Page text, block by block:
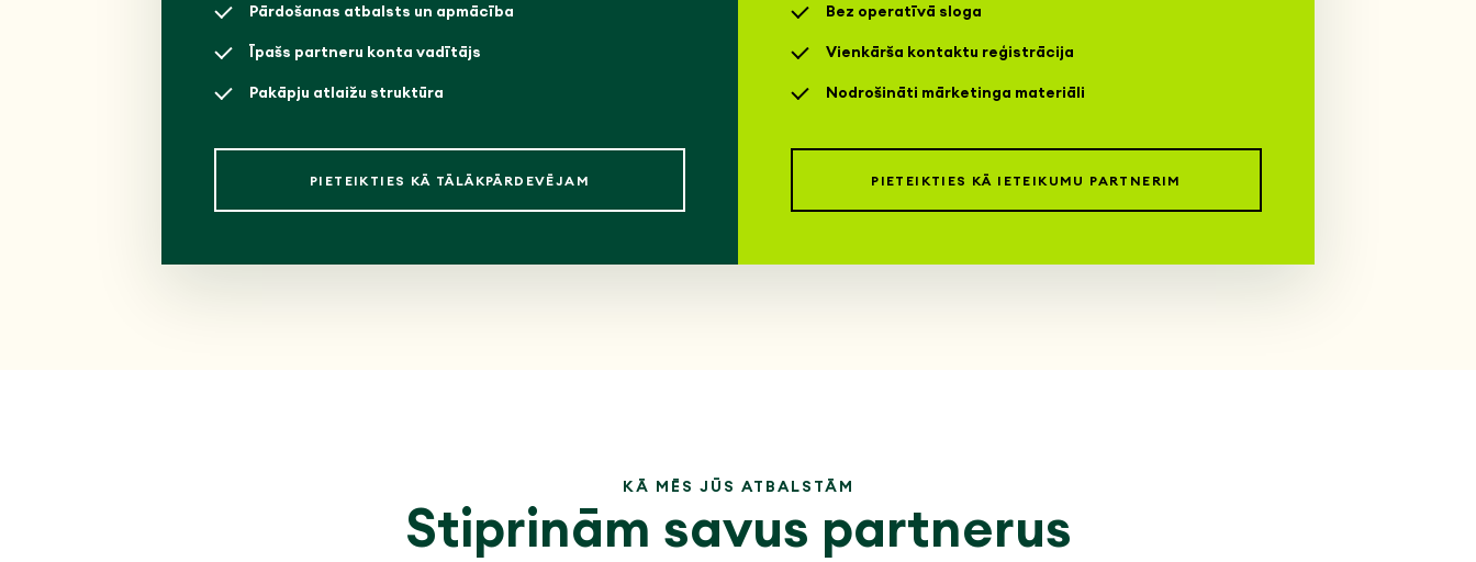
Pārdošanas atbalsts un apmācība
Īpašs partneru konta vadītājs
Pakāpju atlaižu struktūra
PIETEIKTIES KĀ TĀLĀKPĀRDEVĒJAM
Bez operatīvā sloga
Vienkārša kontaktu reģistrācija
Nodrošināti mārketinga materiāli
PIETEIKTIES KĀ IETEIKUMU PARTNERIM
KĀ MĒS JŪS ATBALSTĀM
Stiprinām savus partnerus